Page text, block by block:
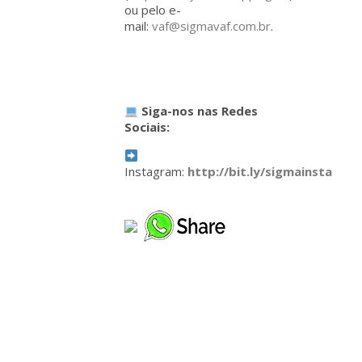
ou pelo e-
mail: vaf@sigmavaf.com.br.
Siga-nos nas Redes
Sociais:
Instagram: http://bit.ly/sigmainsta